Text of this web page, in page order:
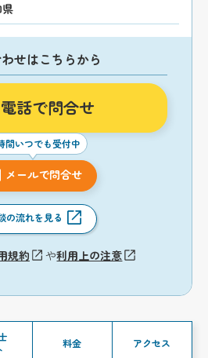
せはこちらから
電話で問合せ
間いつでも受付中
メールで問合せ
の流れを見る
規約 や利用上の注意
料金 アクセス